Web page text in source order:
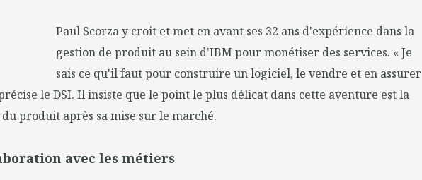
Paul Scorza y croit et met en avant ses 32 ans d'expérience dans la
gestion de produit au sein d'IBM pour monétiser des services. « Je
sais ce qu'il faut pour construire un logiciel, le vendre et en assurer
le DSI. Il insiste que le point le plus délicat dans cette aventure est la
produit après sa mise sur le marché.
avec les métiers